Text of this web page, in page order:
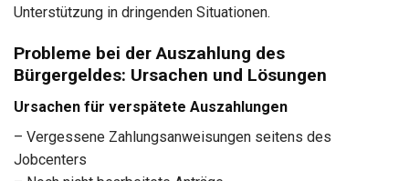
Unterstützung in dringenden Situationen.
Probleme bei der Auszahlung des
Bürgergeldes: Ursachen und Lösungen
Ursachen für verspätete Auszahlungen
– Vergessene Zahlungsanweisungen seitens des
Jobcenters